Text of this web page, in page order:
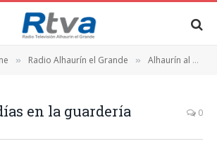
» Radio Alhaurín el Grande » Alhaurín al Dia
en la guardería 0